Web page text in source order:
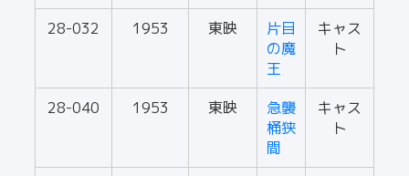
28-032 1953 東映
片目
の魔
王
キャス
ト
28-040 1953 東映
急襲
桶狭
間
キャス
ト